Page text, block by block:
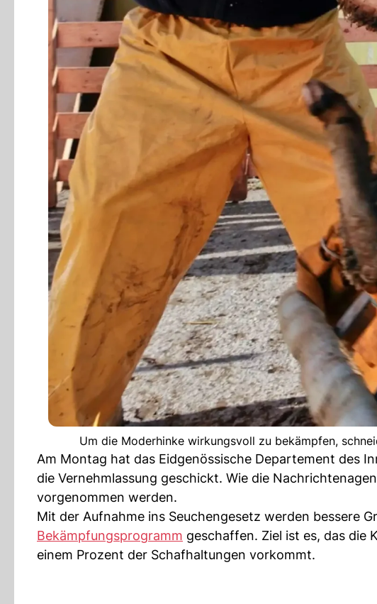
Um die Moderhinke wirkungsvoll zu bekämpfen,
Am Montag hat das Eidgenössische Departement des
die Vernehmlassung geschickt. Wie die
vorgenommen werden.
Mit der Aufnahme ins Seuchengesetz werden bessere
Bekämpfungsprogramm geschaffen. Ziel ist es, das die
einem Prozent der Schafhaltungen vorkommt.